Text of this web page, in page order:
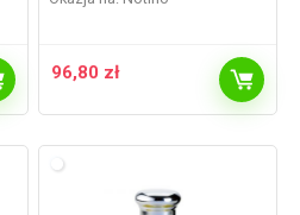
96,80 zł